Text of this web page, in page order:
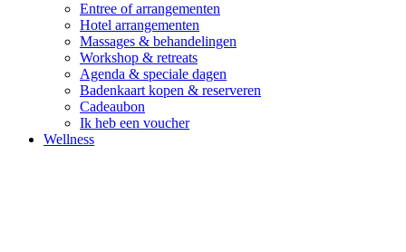
Entree of arrangementen
Hotel arrangementen
Massages & behandelingen
Workshop & retreats
Agenda & speciale dagen
Badenkaart kopen & reserveren
Cadeaubon
Ik heb een voucher
Wellness